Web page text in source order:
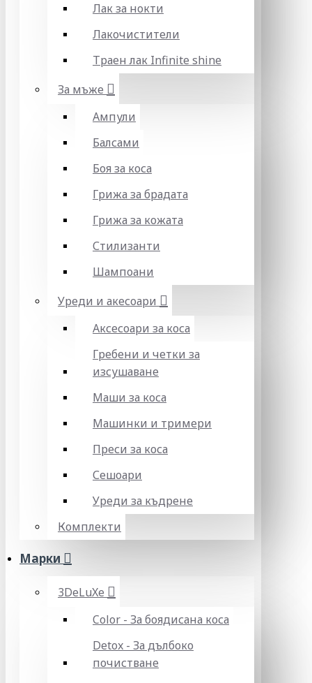
Лак за нокти
Лакочистители
Траен лак Infinite shine
За мъже
Ампули
Балсами
Боя за коса
Грижа за брадата
Грижа за кожата
Стилизанти
Шампоани
Уреди и акесоари
Аксесоари за коса
Гребени и четки за
изсушаване
Маши за коса
Машинки и тримери
Преси за коса
Сешоари
Уреди за къдрене
Комплекти
Марки
3DeLuXe
Color - За боядисана коса
Detox - За дълбоко
почистване